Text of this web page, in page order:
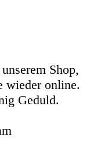
Shop,
wieder online.
Geduld.